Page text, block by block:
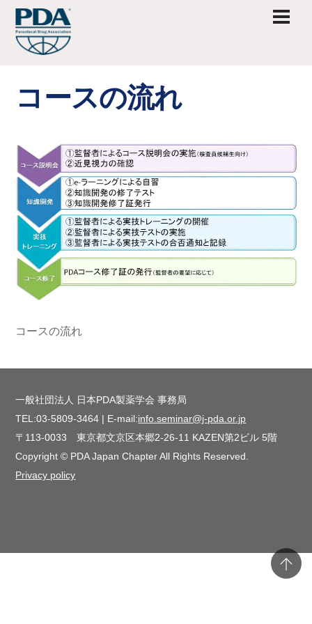
Skip
content
コースの流れ
コースの流れ
一般社団法人 日本PDA製薬学会 事務局
TEL:03-5809-3464 | E-mail:info.seminar@j-pda.or.jp
〒113-0033 東京都文京区本郷2-26-11 KAZEN第2ビル 5階
Copyright © PDA Japan Chapter All Rights Reserved.
Privacy policy